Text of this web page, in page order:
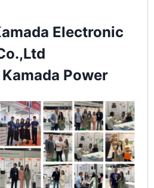
Electronic
Power